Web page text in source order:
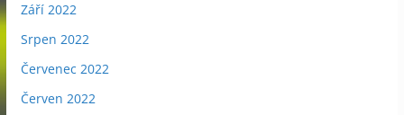
Září 2022
Srpen 2022
Červenec 2022
Červen 2022